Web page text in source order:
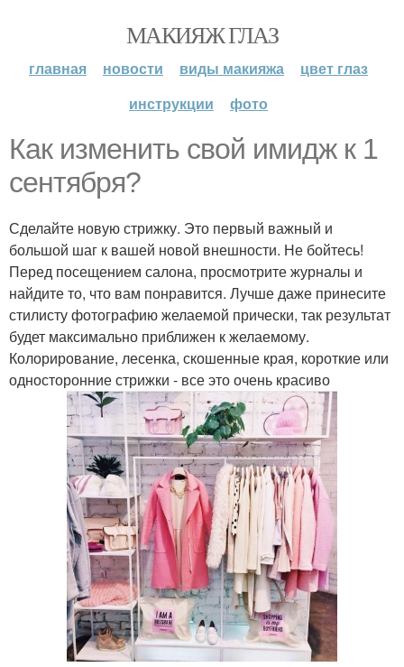
МАКИЯЖ ГЛАЗ
главная новости виды макияжа
цвет глаз
инструкции
фото
Как изменить свой имидж к 1
сентября?
Сделайте новую стрижку. Это первый важный и
большой шаг к вашей новой внешности. Не бойтесь!
Перед посещением салона, просмотрите журналы и
найдите то, что вам понравится. Лучше даже принесите
стилисту фотографию желаемой прически, так результат
будет максимально приближен к желаемому.
Колорирование, лесенка, скошенные края, короткие или
односторонние стрижки - все это очень красиво